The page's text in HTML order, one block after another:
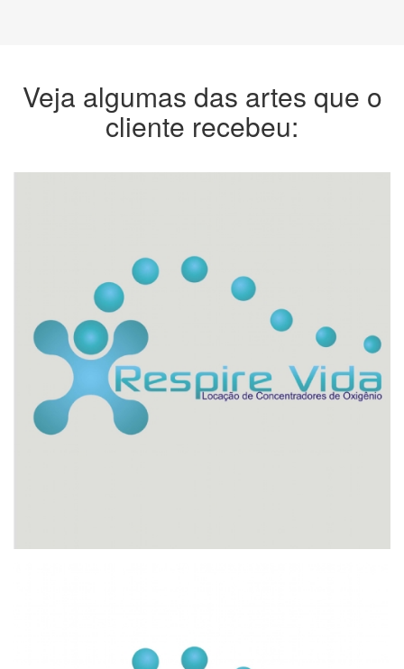
Veja algumas das artes que o
cliente recebeu: